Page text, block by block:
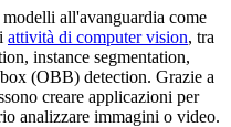
all'avanguardia come
attività di computer vision, tra
instance segmentation,
(OBB) detection. Grazie a
creare applicazioni per
analizzare immagini o video.